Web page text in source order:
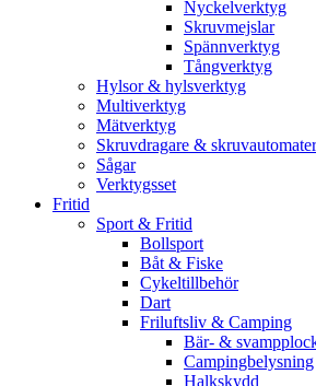
Nyckelverktyg
Skruvmejslar
Spännverktyg
Tångverktyg
Hylsor & hylsverktyg
Multiverktyg
Mätverktyg
Skruvdragare & skruvautomater
Sågar
Verktygsset
Fritid
Sport & Fritid
Bollsport
Båt & Fiske
Cykeltillbehör
Dart
Friluftsliv & Camping
Bär- &
Campingbelysning
Halkskydd